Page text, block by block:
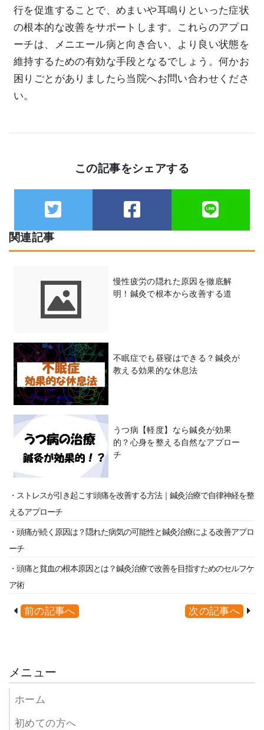
行を促進することで、めまいや耳鳴りといった症状
の根本的な改善をサポートします。これらのアプロ
ーチは、メニエール病と向き合い、より良い状態を
維持するための有効な手段となるでしょう。何かお
困りごとがありましたら当院へお問い合わせくださ
い。
この記事をシェアする
関連記事
慢性疲労の隠れた原因を徹底解
明！鍼灸で根本から改善する道
不眠症でも昼寝はできる？鍼灸が
教える効果的な休息法
うつ病【軽度】なら鍼灸が効果
的？心身を整える自然なアプロー
チ
・ストレスが引き起こす頭痛を改善する方法｜鍼灸治療で自律神経を整
えるアプローチ
・頭痛が続く原因は？隠れた病気の可能性と鍼灸治療による改善アプロ
ーチ
・頭痛と貧血の根本原因とは？鍼灸治療で改善を目指すためのセルフケ
ア術
前の記事へ 次の記事へ
メニュー
ホーム
初めての方へ